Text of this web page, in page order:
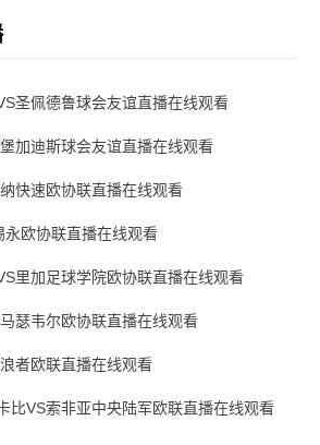
圣佩德鲁球会友谊直播在线观看
加迪斯球会友谊直播在线观看
快速欧协联直播在线观看
欧协联直播在线观看
里加足球学院欧协联直播在线观看
瑟韦尔欧协联直播在线观看
者欧联直播在线观看
比VS索非亚中央陆军欧联直播在线观看